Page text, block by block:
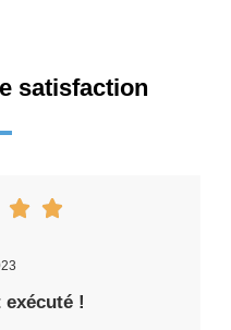
satisfaction
exécuté !